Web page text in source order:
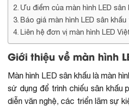
Ưu điểm của màn hình LED sân
Báo giá màn hình LED sân khấu
Liên hệ đơn vị màn hình LED
Giới thiệu về màn hình
Màn hình LED sân khấu là màn
sử dụng để trình chiếu sân khấu
diễn văn nghệ, các triển lãm sự